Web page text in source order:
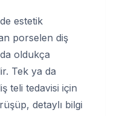
estetik
porselen diş
oldukça
Tek ya da
teli tedavisi için
detaylı bilgi